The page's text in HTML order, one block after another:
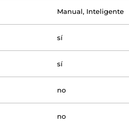
Manual, Inteligente
sí
sí
no
no